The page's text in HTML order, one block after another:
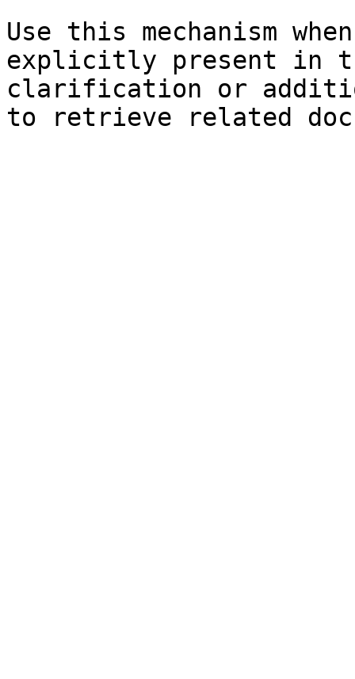
Use this mechanism
explicitly present in
clarification or